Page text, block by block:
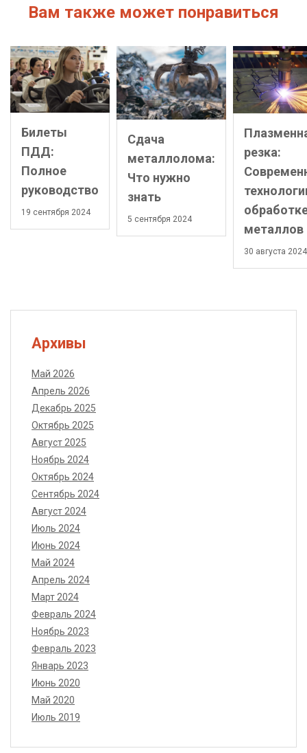
Вам также может понравиться
Билеты
ПДД:
Полное
руководство
19 сентября 2024
Сдача
металлолома:
Что нужно
знать
5 сентября 2024
резка:
металлов
30 августа 2024
Архивы
Май 2026
Апрель 2026
Декабрь 2025
Октябрь 2025
Август 2025
Ноябрь 2024
Октябрь 2024
Сентябрь 2024
Август 2024
Июль 2024
Июнь 2024
Май 2024
Апрель 2024
Март 2024
Февраль 2024
Ноябрь 2023
Февраль 2023
Январь 2023
Июнь 2020
Май 2020
Июль 2019